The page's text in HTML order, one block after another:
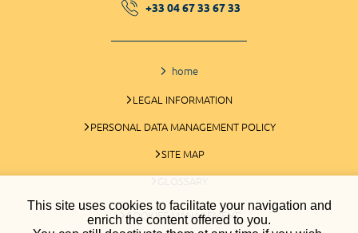
This site uses cookies to facilitate your navigation and
enrich the content offered to you.
+33 04 67 33 67 33
home
LEGAL INFORMATION
PERSONAL DATA MANAGEMENT POLICY
SITE MAP
GLOSSARY
COOKIES MANAGEMENT